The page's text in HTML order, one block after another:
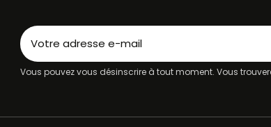
Vous pouvez vous désinscrire à tout moment. Vous